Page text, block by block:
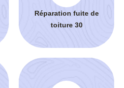
Réparation fuite de
toiture 30